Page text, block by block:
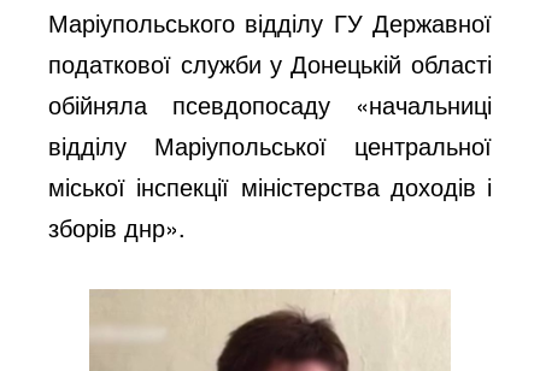
Маріупольського відділу ГУ Державної
податкової служби у Донецькій області
обійняла псевдопосаду «начальниці
відділу Маріупольської центральної
міської інспекції міністерства доходів і
зборів днр».